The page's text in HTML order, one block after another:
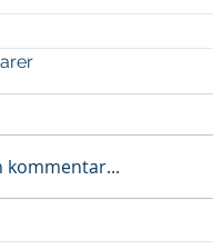
kommentar...